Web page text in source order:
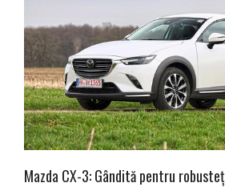
Mazda CX-3: Gândită pentru